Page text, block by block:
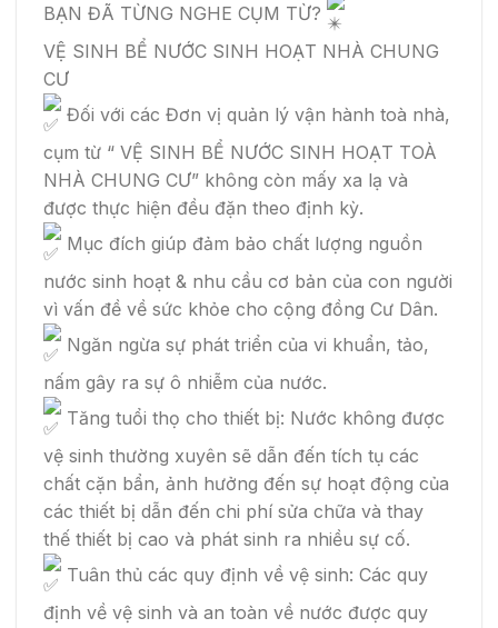
BẠN ĐÃ TỪNG NGHE CỤM TỪ?
VỆ SINH BỂ NƯỚC SINH HOẠT NHÀ CHUNG
CƯ
Đối với các Đơn vị quản lý vận hành toà nhà,
cụm từ “ VỆ SINH BỂ NƯỚC SINH HOẠT TOÀ
NHÀ CHUNG CƯ” không còn mấy xa lạ và
được thực hiện đều đặn theo định kỳ.
Mục đích giúp đảm bảo chất lượng nguồn
nước sinh hoạt & nhu cầu cơ bản của con người
vì vấn đề về sức khỏe cho cộng đồng Cư Dân.
Ngăn ngừa sự phát triển của vi khuẩn, tảo,
nấm gây ra sự ô nhiễm của nước.
Tăng tuổi thọ cho thiết bị: Nước không được
vệ sinh thường xuyên sẽ dẫn đến tích tụ các
chất cặn bẩn, ảnh hưởng đến sự hoạt động của
các thiết bị dẫn đến chi phí sửa chữa và thay
thế thiết bị cao và phát sinh ra nhiều sự cố.
Tuân thủ các quy định về vệ sinh: Các quy
định về vệ sinh và an toàn về nước được quy